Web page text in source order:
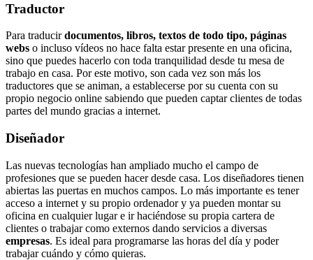
Traductor
Para traducirdocumentos, libros, textos de todo tipo, páginas
webs o incluso vídeos no hace falta estar presente en una oficina,
sino que puedes hacerlo con toda tranquilidad desde tu mesa de
trabajo en casa. Por este motivo, son cada vez son más los
traductores que se animan, a establecerse por su cuenta con su
propio negocio online sabiendo que pueden captar clientes de todas
partes del mundo gracias a internet.
Diseñador
Las nuevas tecnologías han ampliado mucho el campo de
profesiones que se pueden hacer desde casa. Los diseñadores tienen
abiertas las puertas en muchos campos. Lo más importante es tener
acceso a internet y su propio ordenador y ya pueden montar su
oficina en cualquier lugar e ir haciéndose su propia cartera de
clientes o trabajar como externos dando servicios a diversas
empresas. Es ideal para programarse las horas del día y poder
trabajar cuándo y cómo quieras.